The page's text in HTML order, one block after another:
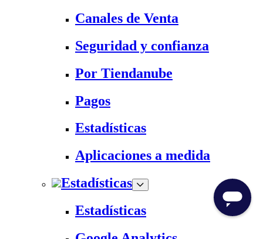
Canales de Venta
Seguridad y confianza
Por Tiendanube
Pagos
Estadísticas
Aplicaciones a medida
Estadísticas
Estadísticas